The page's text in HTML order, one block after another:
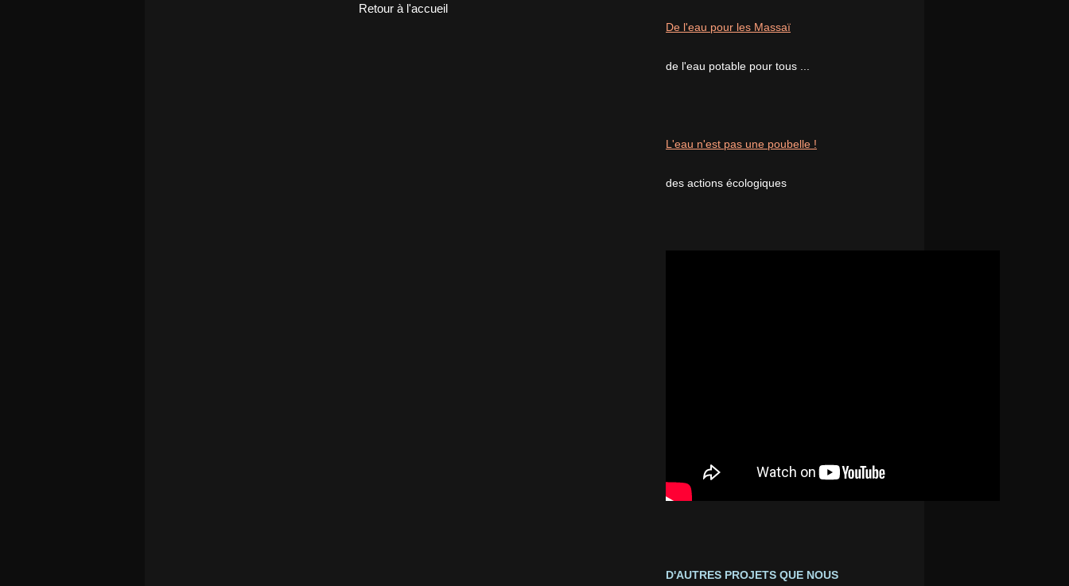
Retour à l'accueil
De l'eau pour les Massaï
de l'eau potable pour tous ...
L'eau n'est pas une poubelle !
des actions écologiques
D'AUTRES PROJETS QUE NOUS